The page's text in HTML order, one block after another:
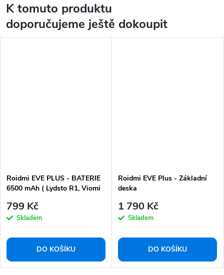
K tomuto produktu
doporučujeme ještě dokoupit
Roidmi EVE PLUS - BATERIE
6500 mAh ( Lydsto R1, Viomi
799 Kč
Skladem
DO KOŠÍKU
Roidmi EVE Plus - Základní
deska
1 790 Kč
Skladem
DO KOŠÍKU